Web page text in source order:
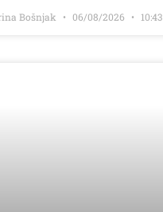
Bošnjak 06/08/2026 10:43